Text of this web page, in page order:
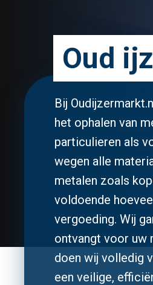
Oud
Bij
het ophalen van
particulieren als
wegen alle
metalen zoals
voldoende
vergoeding. Wij
ontvangt voor uw
doen wij volledig
een veilige,